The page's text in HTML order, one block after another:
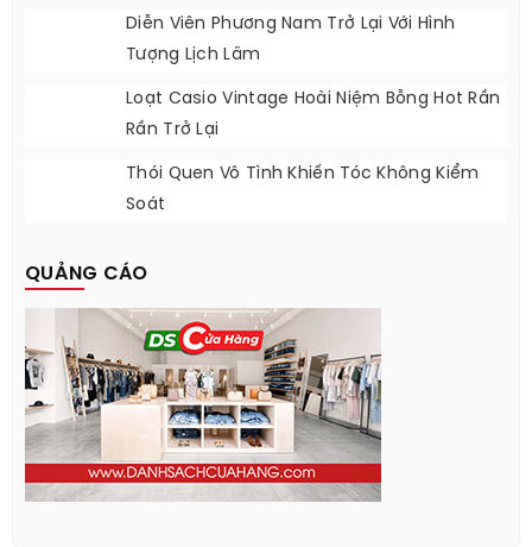
Style Của Huyền Lizzie Trên Phim Chưa Bao
Giờ Làm Khán Giả Thất Vọng
Diễn Viên Phương Nam Trở Lại Với Hình
Tượng Lịch Lãm
Loạt Casio Vintage Hoài Niệm Bỗng Hot Rần
Rần Trở Lại
Soát
QUẢNG CÁO